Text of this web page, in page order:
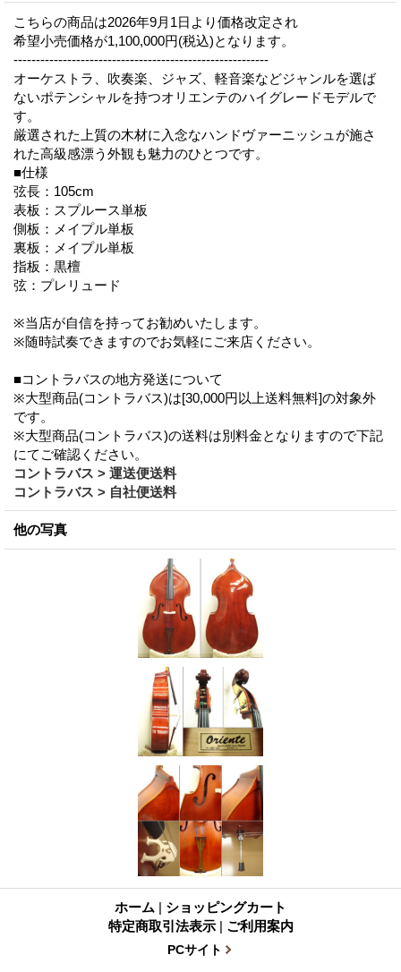
こちらの商品は2026年9月1日より価格改定され
希望小売価格が1,100,000円(税込)となります。
---------------------------------------------------------
オーケストラ、吹奏楽、ジャズ、軽音楽などジャンルを選ば
ないポテンシャルを持つオリエンテのハイグレードモデルで
す。
厳選された上質の木材に入念なハンドヴァーニッシュが施さ
れた高級感漂う外観も魅力のひとつです。
■仕様
弦長：105cm
表板：スプルース単板
側板：メイプル単板
裏板：メイプル単板
指板：黒檀
弦：プレリュード
※当店が自信を持ってお勧めいたします。
※随時試奏できますのでお気軽にご来店ください。
■コントラバスの地方発送について
※大型商品(コントラバス)は[30,000円以上送料無料]の対象外
です。
※大型商品(コントラバス)の送料は別料金となりますので下記
にてご確認ください。
コントラバス > 運送便送料
コントラバス > 自社便送料
他の写真
ホーム | ショッピングカート
特定商取引法表示 | ご利用案内
PCサイト